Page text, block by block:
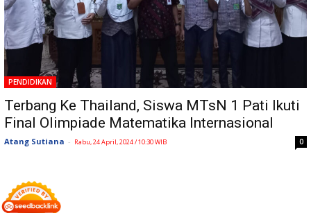
PENDIDIKAN
Terbang Ke Thailand, Siswa MTsN 1 Pati Ikuti
Final Olimpiade Matematika Internasional
Atang Sutiana - Rabu, 24 April, 2024 / 10:30 WIB 0